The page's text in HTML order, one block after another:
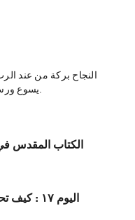
يسوع ورسالة الكتاب المقدس أعادتا تعريف الكلمة.
اليوم ١٧ : كيف تحقق إمكانياتك الكامنة